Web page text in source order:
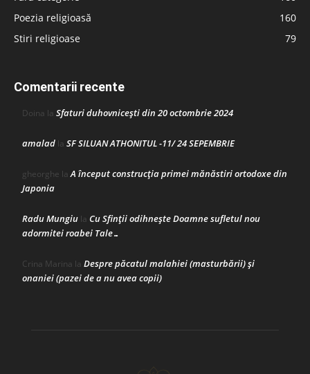
Poezia religioasă
160
Stiri religioase
79
Comentarii recente
Doina la Sfaturi duhovnicești din 20 octombrie 2024
amalad la SF SILUAN ATHONITUL -11/ 24 SEPEMBRIE
gheorghe laA început construcţia primei mănăstiri ortodoxe din
Japonia
Radu Mungiu la Cu Sfinții odihnește Doamne sufletul nou
adormitei roabei Tale…
Crina Marina la Despre păcatul malahiei (masturbării) şi
onaniei (pazei de a nu avea copii)